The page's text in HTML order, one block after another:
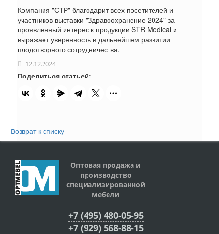
Компания "СТР" благодарит всех посетителей и
участников выставки "Здравоохранение 2024" за
проявленный интерес к продукции STR Medical и
выражает уверенность в дальнейшем развитии
плодотворного сотрудничества.
12.12.2024
Поделиться статьей:
Возврат к списку
Оптовая продажа и
производство
специализированной
мебели
+7 (495) 480-05-95
+7 (929) 568-88-15